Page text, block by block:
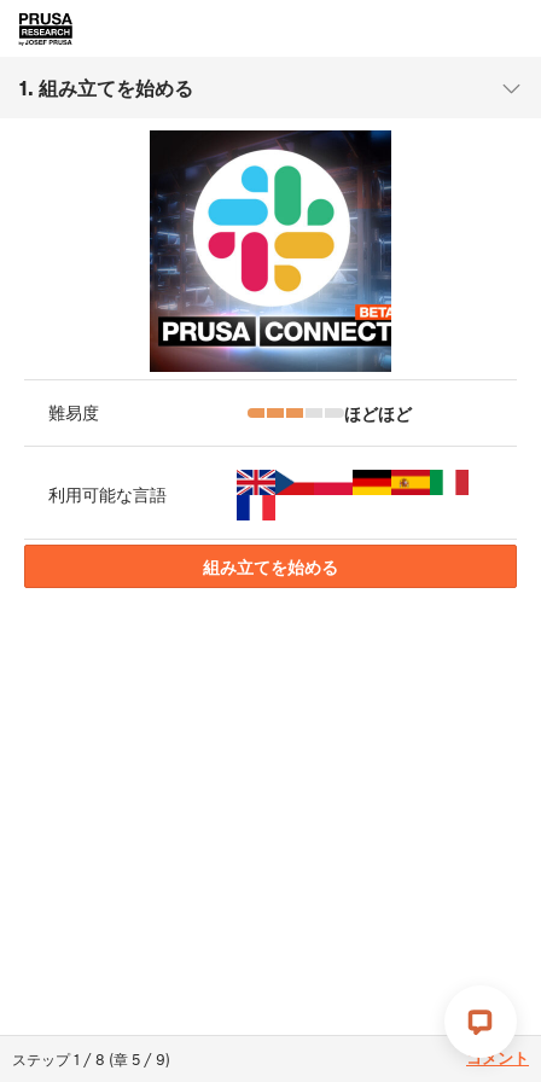
1. 組み立てを始める
ステップ1 /8 (章 5 /9) コメント
難易度 ほどほど
利用可能な言語
組み立てを始める